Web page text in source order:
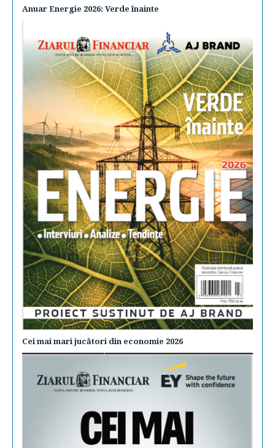
Anuar Energie 2026: Verde înainte
Cei mai mari jucători din economie 2026